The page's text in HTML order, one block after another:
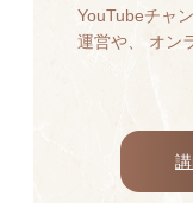
YouTubeチャ
運営や、 オン